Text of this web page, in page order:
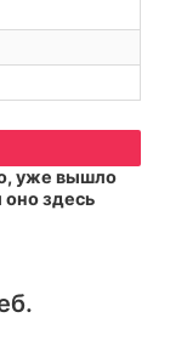
уже вышло
здесь